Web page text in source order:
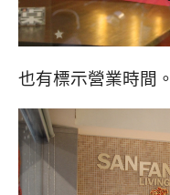
也有標示營業時間。